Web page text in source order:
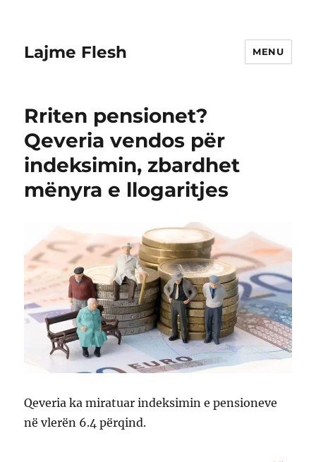
Lajme Flesh MENU
Rriten pensionet?
Qeveria vendos për
indeksimin, zbardhet
mënyra e llogaritjes
Qeveria ka miratuar indeksimin e pensioneve
në vlerën 6.4 përqind.